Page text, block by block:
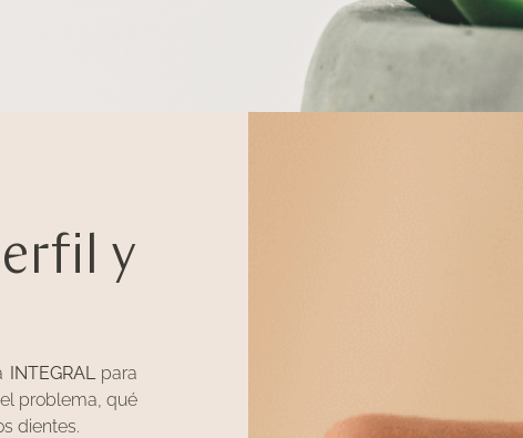
y
INTEGRAL para
problema, qué
dientes.